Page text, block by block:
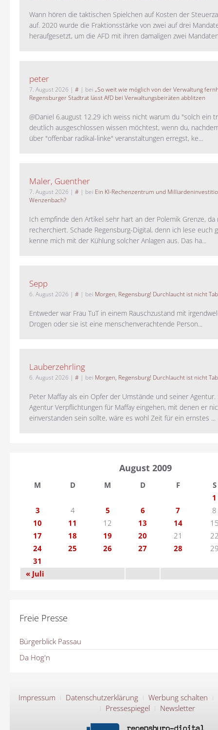
Wann hören die taktischen Spielchen auf Kosten der
auf. 2020 wurde die Fraktionsstärke von zwei auf drei
heraufgesetzt, um die AFD mit ihren damaligen zwei
peter
7. August 2026 | # | bei „So weit wie möglich von der Verwaltung
Regensburger Stadtrat lässt AfD bei Verwaltungsbeiräten abblitzen
@Daniel 6.august 12.29 ich weiss nicht warum du "solch ein
deutlich ausgeschlossen wissen möchtest, wenn du,
über "offenbar radikal-linke" veranstaltungen erregst, ke...
Maler, Guenther
7. August 2026 | # | bei Ein KI-Rechenzentrum und
Wenzenbach?
Ich empfinde den Artikel sehr hart an der Polemik Grenze,
recherchiert. Schade Regensburg-Digital, denn ich lese euch
kenne mich mit der Kühlung solcher Anlagen aus. Das ha...
Sepp
6. August 2026 | # | bei Morgen, Regensburg! Durchlaucht ist nicht
Entweder war Frau TuT in einem Rauschzustand mit
Drogen oder sie ist eine menschenverachtende Person...
Lauberzehrling
6. August 2026 | # | bei Morgen, Regensburg! Durchlaucht ist nicht
Peter Maffay als ein Opfer der Umstände und seiner Agentur.
Agentur Verpflichtungen für Maffay eingehen, mit denen er
einverstanden sein sollte, wäre es wohl Zeit für ein ernstes ...
August 2009
M D M D F
S
1
3
4 5 6 7
8
10
11 12 13 14
17
18 19 20 21
24
25 26 27 28
31
« Juli
Freie Presse
Bürgerblick Passau
Da Hog'n
Impressum Datenschutzerklärung
Werbung schalten
Pressespiegel
Newsletter